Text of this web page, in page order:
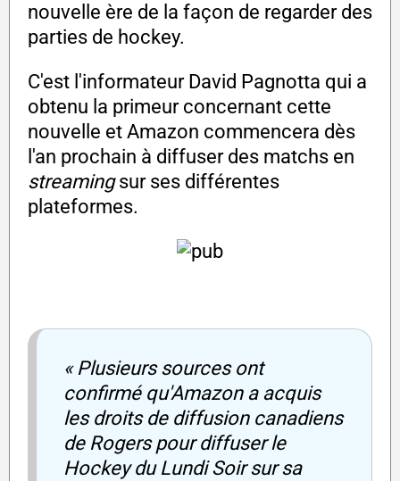
nouvelle ère de la façon de regarder des
parties de hockey.
C'est l'informateur David Pagnotta qui a
obtenu la primeur concernant cette
nouvelle et Amazon commencera dès
l'an prochain à diffuser des matchs en
streamingsur ses différentes
plateformes.
« Plusieurs sources ont
confirmé qu'Amazon a acquis
les droits de diffusion canadiens
de Rogers pour diffuser le
Hockey du Lundi Soir sur sa